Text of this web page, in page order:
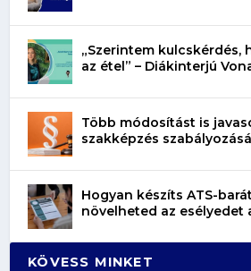
„Szerintem kulcskérdés,
az étel” – Diákinterjú
Több módosítást is
szakképzés
Hogyan készíts ATS-
növelheted az esélyedet
KÖVESS MINKET